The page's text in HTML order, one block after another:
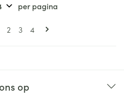
Pagina's
lees momenteel pagina
Pagina
2 Pagina
3 Pagina
4
per pagina
op